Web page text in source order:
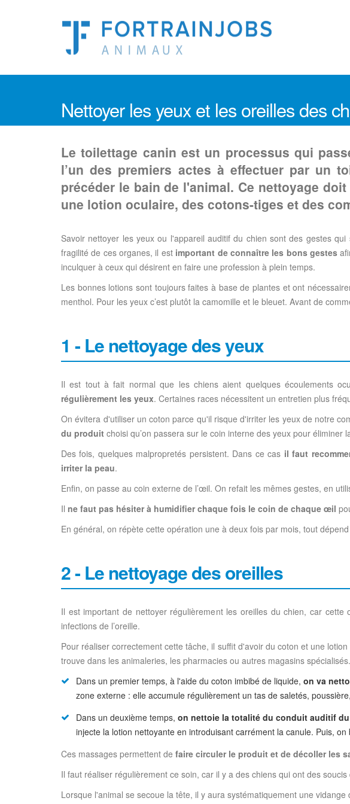
Nettoyer les yeux et les oreilles des
Le toilettage canin est un processus qui
l’un des premiers actes à effectuer par un
précéder le bain de l'animal. Ce nettoyage
une lotion oculaire, des cotons-tiges et des
Savoir nettoyer les yeux ou l'appareil auditif du chien sont des gestes qui
fragilité de ces organes, il est important de connaître les bons gestes
inculquer à ceux qui désirent en faire une profession à plein temps.
Les bonnes lotions sont toujours faites à base de plantes et ont
menthol. Pour les yeux c’est plutôt la camomille et le bleuet. Avant de
1 - Le nettoyage des yeux
Il est tout à fait normal que les chiens aient quelques écoulements
régulièrement les yeux. Certaines races nécessitent un entretien plus
On évitera d'utiliser un coton parce qu'il risque d'irriter les yeux de notre
du produit choisi qu’on passera sur le coin interne des yeux pour éliminer
Des fois, quelques malpropretés persistent. Dans ce cas il faut
irriter la peau.
Enfin, on passe au coin externe de l’œil. On refait les mêmes gestes, en
Il ne faut pas hésiter à humidifier chaque fois le coin de chaque œil
En général, on répète cette opération une à deux fois par mois, tout
2 - Le nettoyage des oreilles
Il est important de nettoyer régulièrement les oreilles du chien, car
infections de l’oreille.
Pour réaliser correctement cette tâche, il suffit d'avoir du coton et une
trouve dans les animaleries, les pharmacies ou autres magasins spécialisés.
Dans un premier temps, à l'aide du coton imbibé de liquide, on va
zone externe : elle accumule régulièrement un tas de saletés,
Dans un deuxième temps, on nettoie la totalité du conduit auditif
injecte la lotion nettoyante en introduisant carrément la canule. Puis,
Ces massages permettent de faire circuler le produit et de décoller les
Il faut réaliser régulièrement ce soin, car il y a des chiens qui ont des
Lorsque l'animal se secoue la tête, il y aura systématiquement une